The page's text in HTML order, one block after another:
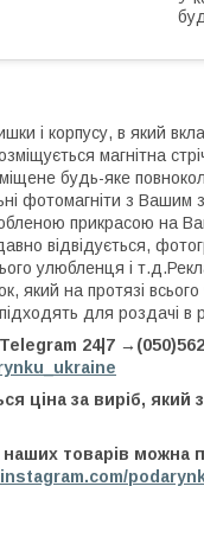
і корпусу, в який
магнітна
будь-яке
фотомагніти з
прикрасою на
відвідується,
улюбленця і
який на протязі всього
для роздачі
24|7
ціна за виріб,
товарів можна